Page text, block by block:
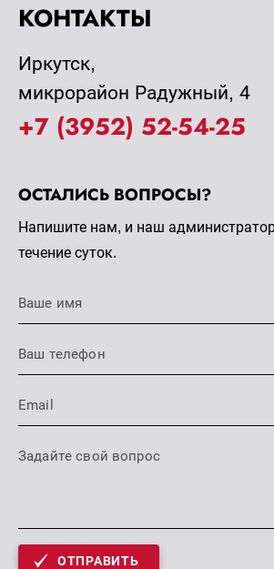
КОНТАКТЫ
Иркутск,
микрорайон Радужный, 4
+7 (3952) 52-54-25
ОСТАЛИСЬ ВОПРОСЫ?
Напишите нам, и наш
течение суток.
ОТПРАВИТЬ